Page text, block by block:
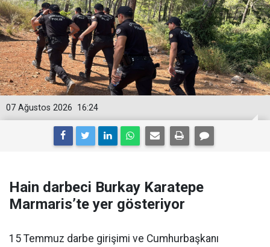
16:24
07 Ağustos 2026
Hain darbeci Burkay Karatepe
Marmaris’te yer gösteriyor
15 Temmuz darbe girişimi ve Cumhurbaşkanı